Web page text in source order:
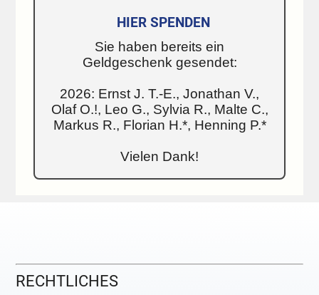
HIER SPENDEN
Sie haben bereits ein
Geldgeschenk gesendet:
2026: Ernst J. T.-E., Jonathan V.,
Olaf O.!, Leo G., Sylvia R., Malte C.,
Markus R., Florian H.*, Henning P.*
Vielen Dank!
RECHTLICHES